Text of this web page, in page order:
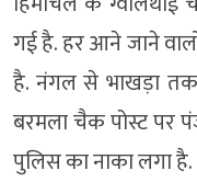
गई है. हर आने जाने
है. नंगल से भाखड़ा
बरमला चैक पोस्ट पर
पुलिस का नाका लगा है.